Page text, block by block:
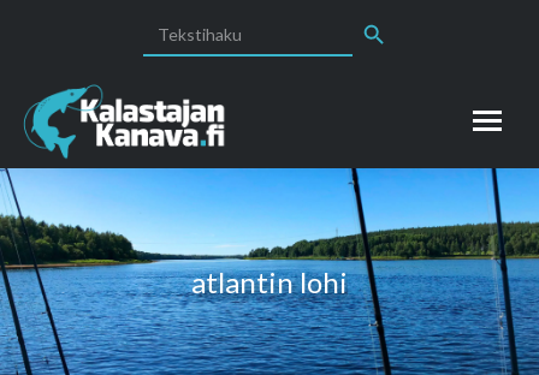
for:
atlantin lohi